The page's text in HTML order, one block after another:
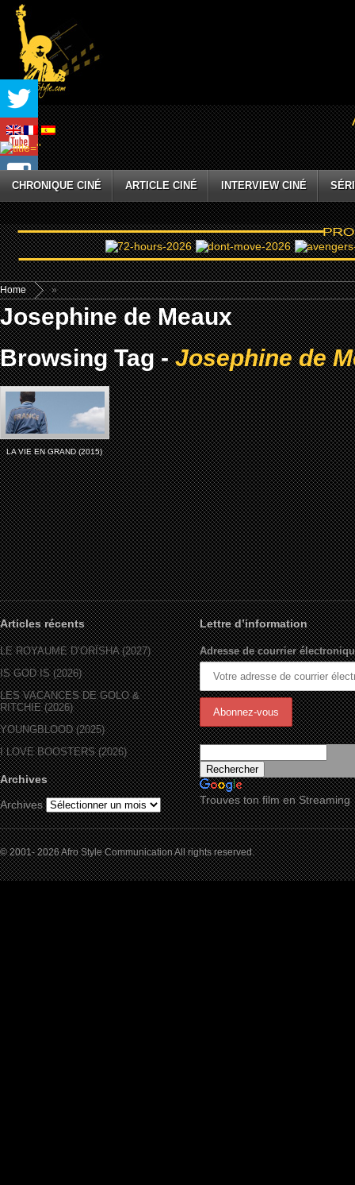
CHRONIQUE CINÉ ARTICLE CINÉ INTERVIEW CINÉ
Home »
Josephine de Meaux
Browsing Tag -Josephine de
LA VIE EN GRAND (2015)
Articles récents
LE ROYAUME D’ORÏSHA (2027)
IS GOD IS (2026)
LES VACANCES DE GOLO &
RITCHIE (2026)
YOUNGBLOOD (2025)
I LOVE BOOSTERS (2026)
Archives
Archives
Lettre d’information
Adresse de courrier
Trouves ton film en Streaming
© 2001- 2026 Afro Style Communication All rights reserved.